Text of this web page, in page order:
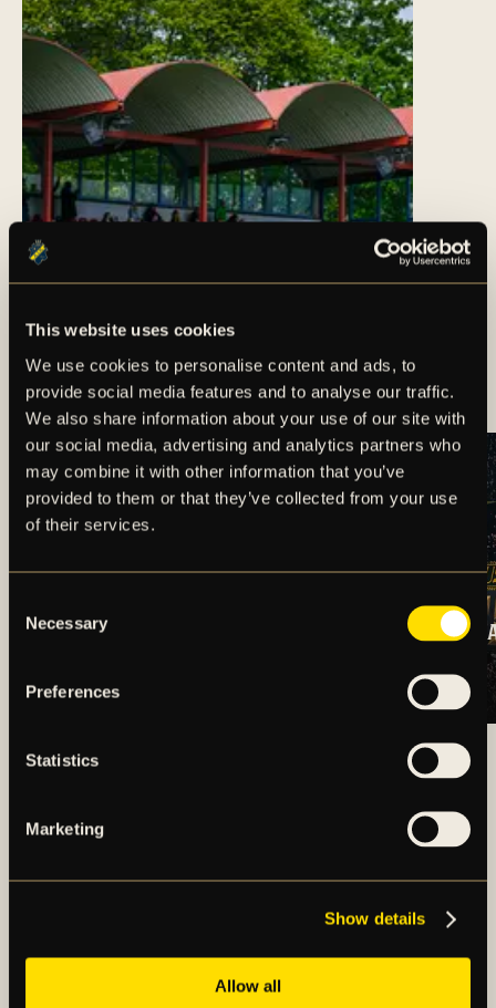
This website uses cookies
We use cookies to personalise content and ads, to
provide social media features and to analyse our traffic.
We also share information about your use of our site with
our social media, advertising and analytics partners who
may combine it with other information that you’ve
provided to them or that they’ve collected from your use
of their services.
Selection
Necessary
Preferences
Statistics
Marketing
Show details
Allow all
SUPPORTERINFORMATION:
AIK – BP (DAM)
TRUPPSTATUS:
AIK – SEDAN 1891